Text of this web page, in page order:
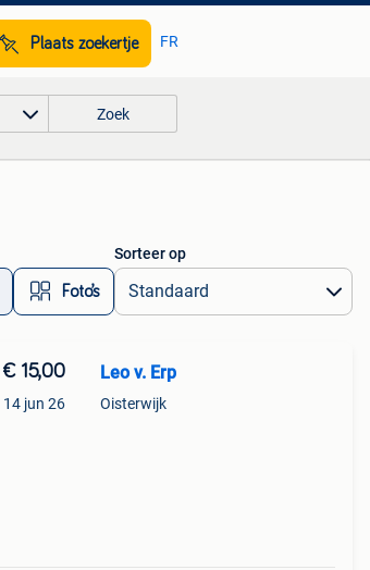
Plaats zoekertje FR
Zoek
Foto’s
Sorteer op
€ 15,00
14 jun 26
Leo v. Erp
Oisterwijk